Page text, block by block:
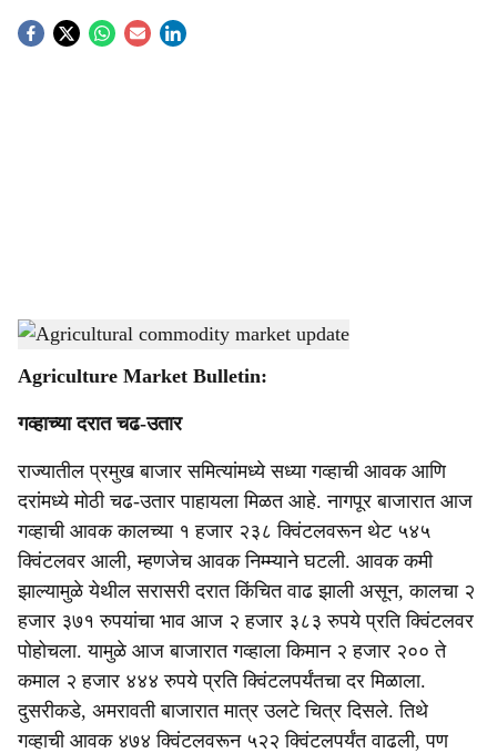
S
a
r
e
Agricultural commodity market update- Agrowon
Agriculture Market Bulletin:
गव्हाच्या दरात चढ-उतार
राज्यातील प्रमुख बाजार समित्यांमध्ये सध्या गव्हाची आवक आणि
दरांमध्ये मोठी चढ-उतार पाहायला मिळत आहे. नागपूर बाजारात आज
गव्हाची आवक कालच्या १ हजार २३८ क्विंटलवरून थेट ५४५
क्विंटलवर आली, म्हणजेच आवक निम्म्याने घटली. आवक कमी
झाल्यामुळे येथील सरासरी दरात किंचित वाढ झाली असून, कालचा २
हजार ३७१ रुपयांचा भाव आज २ हजार ३८३ रुपये प्रति क्विंटलवर
पोहोचला. यामुळे आज बाजारात गव्हाला किमान २ हजार २०० ते
कमाल २ हजार ४४४ रुपये प्रति क्विंटलपर्यंतचा दर मिळाला.
दुसरीकडे, अमरावती बाजारात मात्र उलटे चित्र दिसले. तिथे
गव्हाची आवक ४७४ क्विंटलवरून ५२२ क्विंटलपर्यंत वाढली, पण